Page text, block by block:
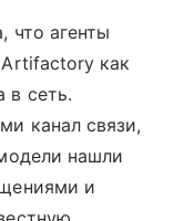
что агенты
Artifactory как
в сеть.
канал связи,
нашли
и